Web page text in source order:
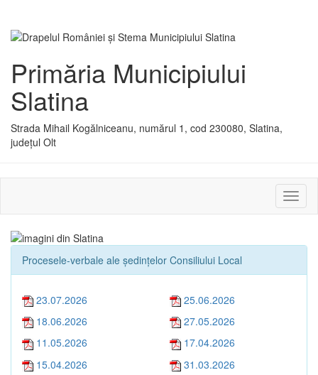
Primăria Municipiului
Slatina
Strada Mihail Kogălniceanu, numărul 1, cod 230080, Slatina,
județul Olt
sau
Procesele-verbale ale ședințelor Consiliului Local
23.07.2026
25.06.2026
18.06.2026
27.05.2026
11.05.2026
17.04.2026
15.04.2026
31.03.2026